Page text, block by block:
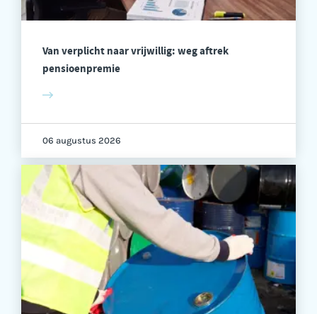
Van verplicht naar vrijwillig: weg aftrek
pensioenpremie
06 augustus 2026